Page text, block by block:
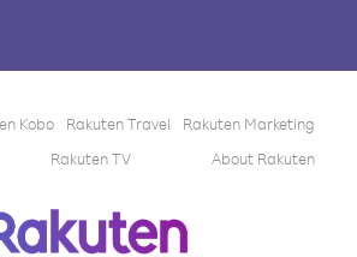
Kobo Rakuten Travel
Rakuten Marketing
Rakuten TV About Rakuten